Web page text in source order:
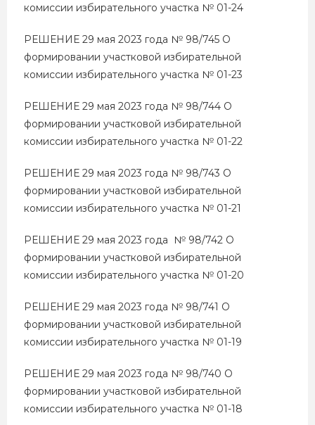
комиссии избирательного участка № 01-24
РЕШЕНИЕ 29 мая 2023 года № 98/745 О
формировании участковой избирательной
комиссии избирательного участка № 01-23
РЕШЕНИЕ 29 мая 2023 года № 98/744 О
формировании участковой избирательной
комиссии избирательного участка № 01-22
РЕШЕНИЕ 29 мая 2023 года № 98/743 О
формировании участковой избирательной
комиссии избирательного участка № 01-21
РЕШЕНИЕ 29 мая 2023 года № 98/742 О
формировании участковой избирательной
комиссии избирательного участка № 01-20
РЕШЕНИЕ 29 мая 2023 года № 98/741 О
формировании участковой избирательной
комиссии избирательного участка № 01-19
РЕШЕНИЕ 29 мая 2023 года № 98/740 О
формировании участковой избирательной
комиссии избирательного участка № 01-18